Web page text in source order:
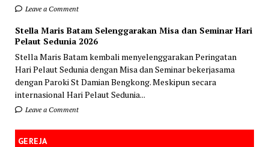
Leave a Comment
Stella Maris Batam Selenggarakan Misa dan Seminar Hari
Pelaut Sedunia 2026
Stella Maris Batam kembali menyelenggarakan Peringatan
Hari Pelaut Sedunia dengan Misa dan Seminar bekerjasama
dengan Paroki St Damian Bengkong. Meskipun secara
internasional Hari Pelaut Sedunia...
Leave a Comment
GEREJA